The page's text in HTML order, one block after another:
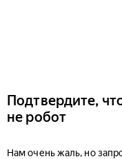
Подтвердите,
не робот
Нам очень жаль, но